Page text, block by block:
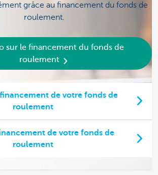
grâce au financement du fonds de
roulement.
sur le financement du fonds de
roulement
de votre fonds de
roulement
de votre fonds de
roulement